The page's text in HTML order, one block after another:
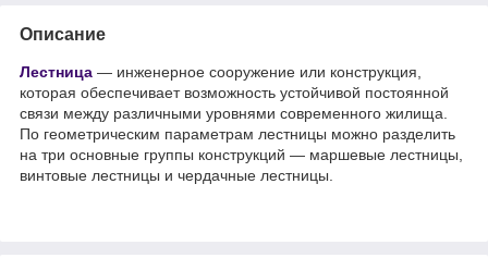
Описание
Лестница — инженерное сооружение или конструкция,
которая обеспечивает возможность устойчивой постоянной
связи между различными уровнями современного жилища.
По геометрическим параметрам лестницы можно разделить
на три основные группы конструкций — маршевые лестницы,
винтовые лестницы и чердачные лестницы.